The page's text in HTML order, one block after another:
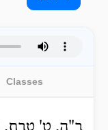
Classes